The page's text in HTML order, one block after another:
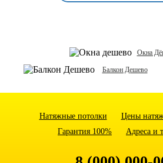
Окна
Балкон Дешево
Натяжные потолки
Цены
Гарантия 100%
Адреса и